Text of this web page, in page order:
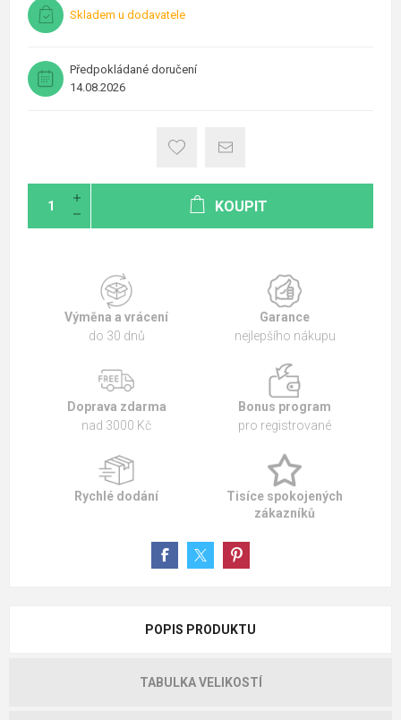
Skladem u dodavatele
Předpokládané doručení
14.08.2026
KOUPIT
Výměna a vrácení
do 30 dnů
Garance
nejlepšího nákupu
Doprava zdarma
nad 3000 Kč
Bonus program
pro registrované
Rychlé dodání
Tisíce spokojených
zákazníků
POPIS PRODUKTU
TABULKA VELIKOSTÍ